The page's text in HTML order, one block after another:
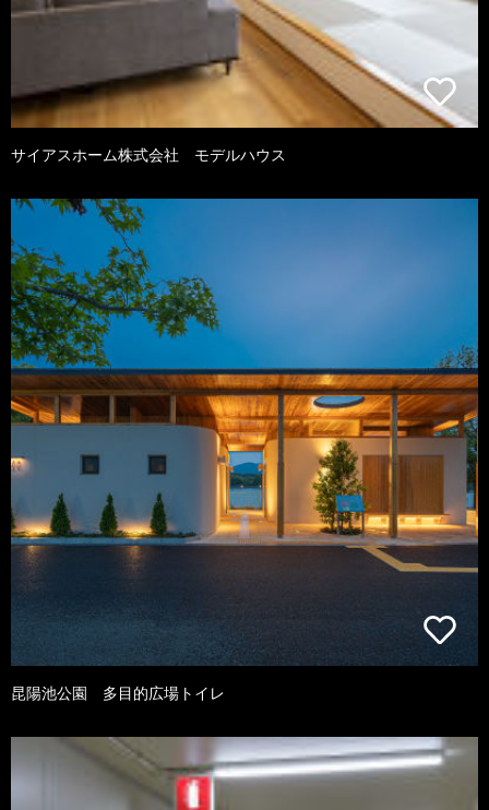
サイアスホーム株式会社 モデルハウス
昆陽池公園 多目的広場トイレ